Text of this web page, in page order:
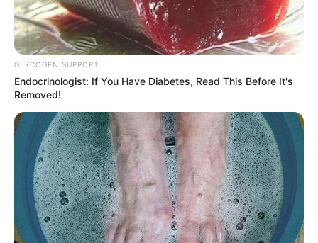
GLYCOGEN SUPPORT
Endocrinologist: If You Have Diabetes, Read This Before It's
Removed!